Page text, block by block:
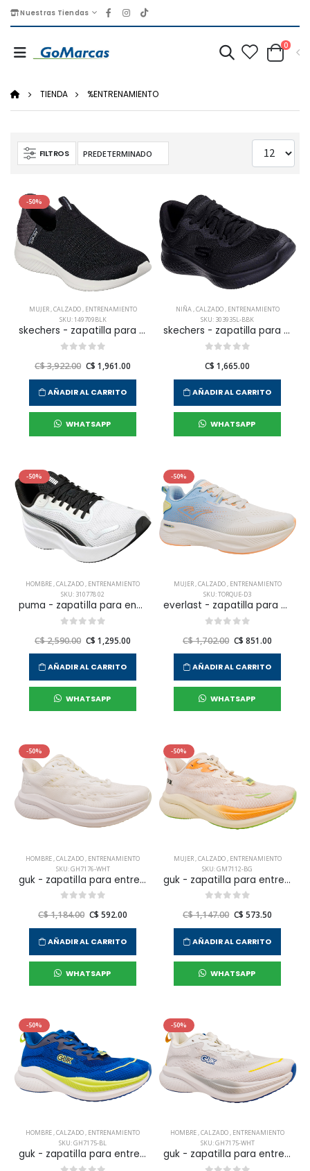
Nuestras Tiendas
0
TIENDA %ENTRENAMIENTO
FILTROS
-50%
MUJER,CALZADO, ENTRENAMIENTO
SKU: 149709BLK
skechers - zapatilla para entrenamiento ultra flex 3.0-smoot para mujer
C$ 3,922.00 C$ 1,961.00
AÑADIR AL CARRITO
WHATSAPP
NIÑA,CALZADO, ENTRENAMIENTO
SKU: 303935L-BBK
skechers - zapatilla para entrenamiento skech-lite pro para niña jr
C$ 1,665.00
AÑADIR AL CARRITO
WHATSAPP
-50%
HOMBRE,CALZADO, ENTRENAMIENTO
SKU: 310778 02
puma - zapatilla para entranamiento pounce lite para hombre
C$ 2,590.00 C$ 1,295.00
AÑADIR AL CARRITO
WHATSAPP
-50%
MUJER,CALZADO, ENTRENAMIENTO
SKU: TORQUE-D3
everlast - zapatilla para entrenamiento torque para mujer
C$ 1,702.00 C$ 851.00
AÑADIR AL CARRITO
WHATSAPP
-50%
HOMBRE,CALZADO, ENTRENAMIENTO
SKU: GH7176-WHT
guk - zapatilla para entrenar gh7176 para hombre
C$ 1,184.00 C$ 592.00
AÑADIR AL CARRITO
WHATSAPP
-50%
MUJER,CALZADO, ENTRENAMIENTO
SKU: GM7112-BG
guk - zapatilla para entrenar gm7112 para mujer
C$ 1,147.00 C$ 573.50
AÑADIR AL CARRITO
WHATSAPP
-50%
HOMBRE,CALZADO, ENTRENAMIENTO
SKU: GH7175-BL
guk - zapatilla para entrenar gh7175 para hombre
-50%
HOMBRE,CALZADO, ENTRENAMIENTO
SKU: GH7175-WHT
guk - zapatilla para entrenar gh7175 para hombre